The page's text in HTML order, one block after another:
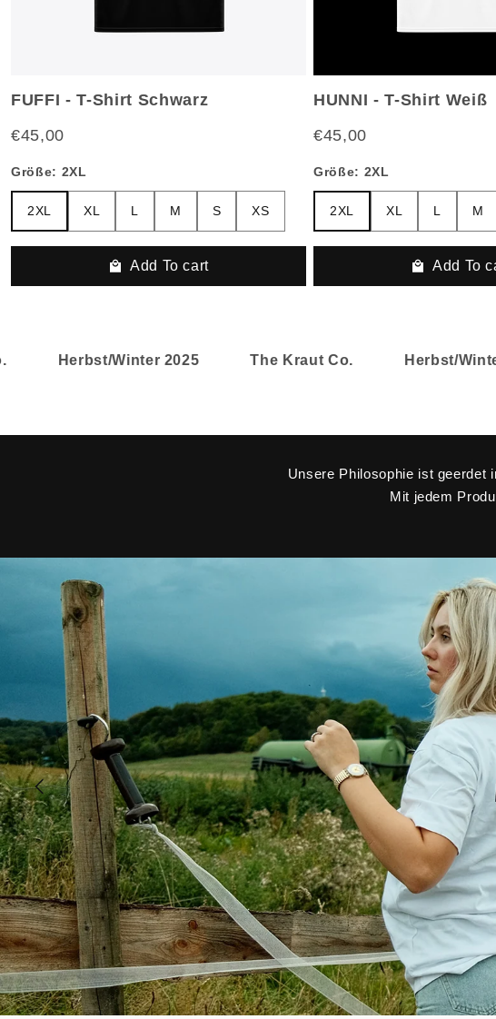
FUFFI - T-Shirt Schwarz
€45,00
Größe: 2XL
2XL
2XL XLXL L M S XSXS
Add To cart
HUNNI - T-Shirt Weiß
€45,00
Größe: 2XL
2XL
2XL XLXL L M
Add To
Herbst/Winter 2025 The Kraut Co. Herbst/Winter
Unsere Philosophie ist geerdet
Mit jedem